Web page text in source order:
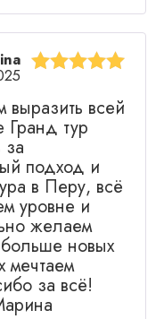
5
всей
тур
за
подход и
в Перу, всё
уровне и
желаем
новых
мечтаем
за всё!